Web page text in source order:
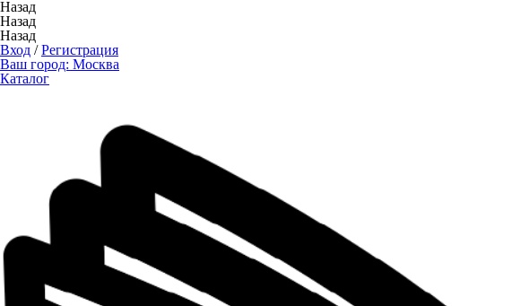
Назад
Назад
Назад
Вход /Регистрация
Ваш город: Москва
Каталог